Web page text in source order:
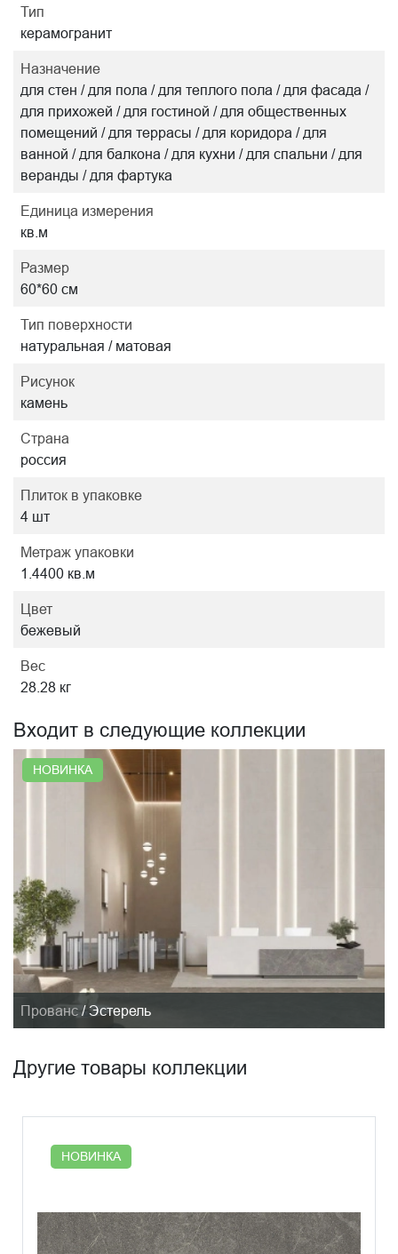
Тип
керамогранит
Назначение
для стен / для пола / для теплого пола / для фасада /
для прихожей / для гостиной / для общественных
помещений / для террасы / для коридора / для
ванной / для балкона / для кухни / для спальни / для
веранды / для фартука
Единица измерения
кв.м
Размер
60*60 см
Тип поверхности
натуральная / матовая
Рисунок
камень
Страна
россия
Плиток в упаковке
4 шт
Метраж упаковки
1.4400 кв.м
Цвет
бежевый
Вес
28.28 кг
Входит в следующие коллекции
НОВИНКА
Прованс / Эстерель
Другие товары коллекции
НОВИНКА